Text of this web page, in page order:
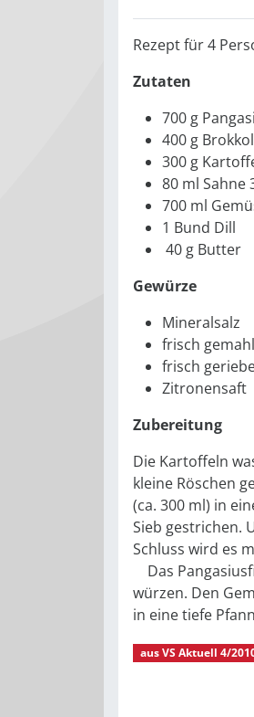
Rezept für 4
Zutaten
700 g
400 g
300 g
80 ml Sahne
700 ml
1 Bund Dill
40 g Butter
Gewürze
Mineralsalz
frisch
frisch
Zitronensaft
Zubereitung
Die Kartoffeln
kleine Röschen
(ca. 300 ml) in
Sieb gestrichen.
Schluss wird es
Das
würzen. Den
in eine tiefe
ausVS Aktuell 4/